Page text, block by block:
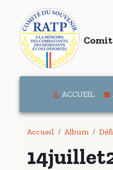
ACCUEIL
Accueil Album